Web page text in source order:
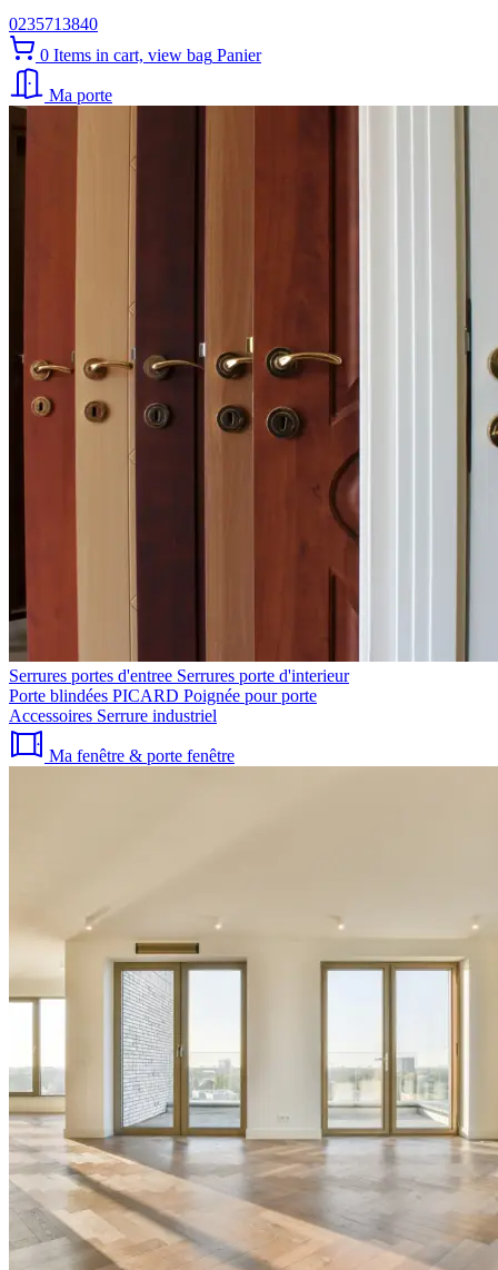
0235713840
0 Items in cart, view bag Panier
Ma porte
Serrures portes d'entree Serrures porte d'interieur
Porte blindées PICARD Poignée pour porte
Accessoires Serrure industriel
Ma fenêtre & porte fenêtre